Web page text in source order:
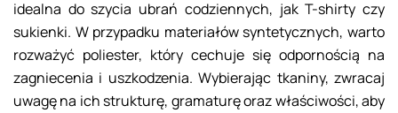
idealna do szycia ubrań codziennych, jak T-shirty czy
sukienki. W przypadku materiałów syntetycznych, warto
rozważyć poliester, który cechuje się odpornością na
zagniecenia i uszkodzenia. Wybierając tkaniny, zwracaj
uwagę na ich strukturę, gramaturę oraz właściwości, aby